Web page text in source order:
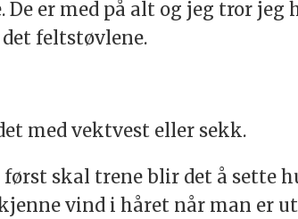
er med på alt og jeg tror
feltstøvlene.
med vektvest eller sekk.
skal trene blir det å sette
vind i håret når man er